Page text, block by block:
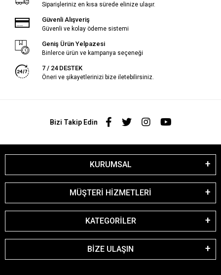
Siparişleriniz en kısa sürede elinize ulaşır.
Güvenli Alışveriş
Güvenli ve kolay ödeme sistemi
Geniş Ürün Yelpazesi
Binlerce ürün ve kampanya seçeneği
7 / 24 DESTEK
Öneri ve şikayetlerinizi bize iletebilirsiniz.
Bizi Takip Edin
KURUMSAL
MÜŞTERİ HİZMETLERİ
KATEGORİLER
BİZE ULAŞIN